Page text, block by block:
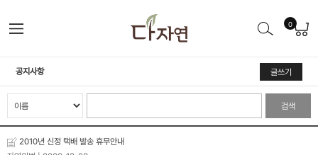
0
공지사항 글쓰기
검색
2010년 신정 택배 발송 휴무안내